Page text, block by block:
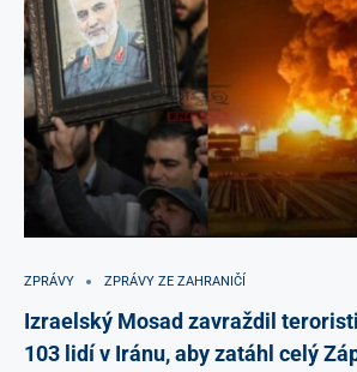
ZPRÁVY ZPRÁVY ZE ZAHRANIČÍ
Izraelský Mosad zavraždil
103 lidí v Iránu, aby zatáhl celý